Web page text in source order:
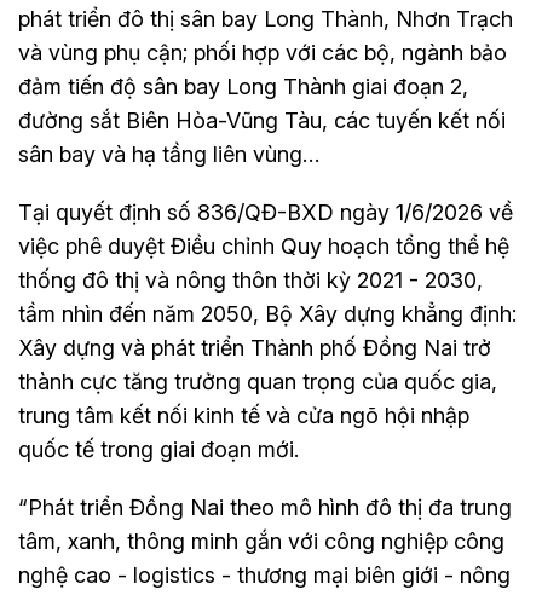
phát triển đô thị sân bay Long Thành, Nhơn Trạch
và vùng phụ cận; phối hợp với các bộ, ngành bảo
đảm tiến độ sân bay Long Thành giai đoạn 2,
đường sắt Biên Hòa-Vũng Tàu, các tuyến kết nối
sân bay và hạ tầng liên vùng…
Tại quyết định số 836/QĐ-BXD ngày 1/6/2026 về
việc phê duyệt Điều chỉnh Quy hoạch tổng thể hệ
thống đô thị và nông thôn thời kỳ 2021 - 2030,
tầm nhìn đến năm 2050, Bộ Xây dựng khẳng định:
Xây dựng và phát triển Thành phố Đồng Nai trở
thành cực tăng trưởng quan trọng của quốc gia,
trung tâm kết nối kinh tế và cửa ngõ hội nhập
quốc tế trong giai đoạn mới.
“Phát triển Đồng Nai theo mô hình đô thị đa trung
tâm, xanh, thông minh gắn với công nghiệp công
nghệ cao - logistics - thương mại biên giới - nông